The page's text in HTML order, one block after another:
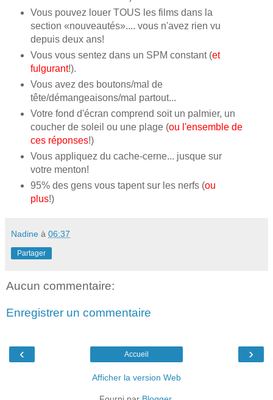
Vous pouvez louer TOUS les films dans la
section «nouveautés».... vous n'avez rien vu
depuis deux ans!
Vous vous sentez dans un SPM constant (et
fulgurant!).
Vous avez des boutons/mal de
tête/démangeaisons/mal partout...
Votre fond d'écran comprend soit un palmier, un
coucher de soleil ou une plage (ou l'ensemble de
ces réponses!)
Vous appliquez du cache-cerne... jusque sur
votre menton!
95% des gens vous tapent sur les nerfs (ou
plus!)
Nadine à 06:37
Partager
Aucun commentaire:
Enregistrer un commentaire
‹ ›
Accueil
Afficher la version Web